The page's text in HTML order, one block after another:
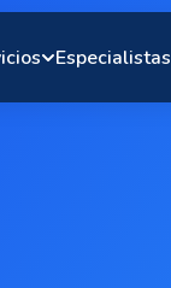
Especialistas